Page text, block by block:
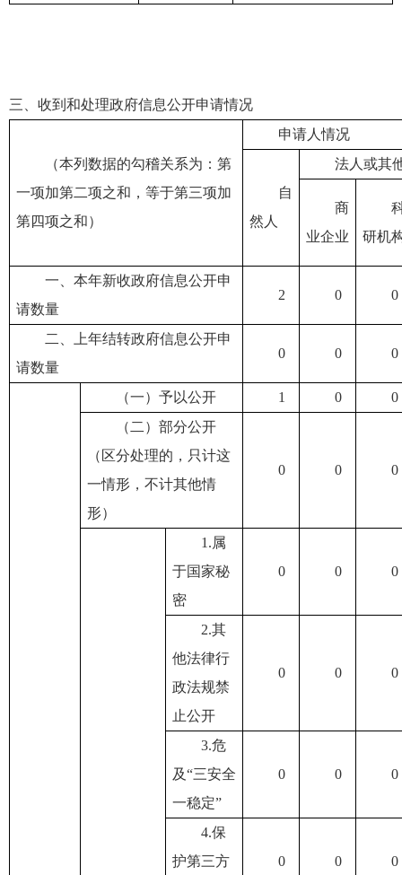
三、收到和处理政府信息公开申请情况
（本列数据的勾稽关系为：第
一项加第二项之和，等于第三项加
第四项之和）
申请人情况
自
然人
法人或其
商
业企业
研机
一、本年新收政府信息公开申
请数量
2 0 0
二、上年结转政府信息公开申
请数量
0 0 0
（一）予以公开 1 0
0
（二）部分公开
（区分处理的，只计这
一情形，不计其他情
形）
0 0 0
1.属
于国家秘
密
0 0 0
2.其
他法律行
政法规禁
止公开
0 0 0
3.危
及“三安全
一稳定”
0 0 0
4.保
护第三方
0 0 0